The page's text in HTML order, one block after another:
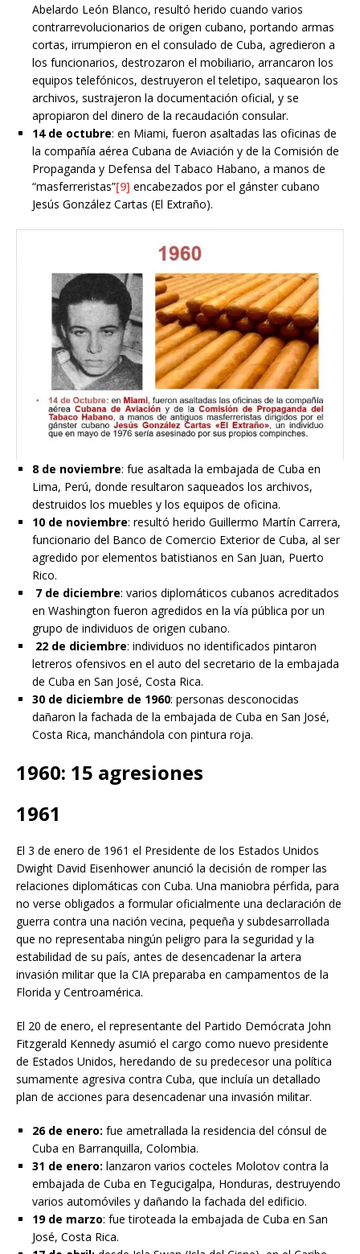
Abelardo León Blanco, resultó herido cuando varios
contrarrevolucionarios de origen cubano, portando armas
cortas, irrumpieron en el consulado de Cuba, agredieron a
los funcionarios, destrozaron el mobiliario, arrancaron los
equipos telefónicos, destruyeron el teletipo, saquearon los
archivos, sustrajeron la documentación oficial, y se
apropiaron del dinero de la recaudación consular.
14 de octubre: en Miami, fueron asaltadas las oficinas de
la compañía aérea Cubana de Aviación y de la Comisión de
Propaganda y Defensa del Tabaco Habano, a manos de
“masferreristas”[9] encabezados por el gánster cubano
Jesús González Cartas (El Extraño).
8 de noviembre: fue asaltada la embajada de Cuba en
Lima, Perú, donde resultaron saqueados los archivos,
destruidos los muebles y los equipos de oficina.
10 de noviembre: resultó herido Guillermo Martín Carrera,
funcionario del Banco de Comercio Exterior de Cuba, al ser
agredido por elementos batistianos en San Juan, Puerto
Rico.
7 de diciembre: varios diplomáticos cubanos acreditados
en Washington fueron agredidos en la vía pública por un
grupo de individuos de origen cubano.
22 de diciembre: individuos no identificados pintaron
letreros ofensivos en el auto del secretario de la embajada
de Cuba en San José, Costa Rica.
30 de diciembre de 1960: personas desconocidas
dañaron la fachada de la embajada de Cuba en San José,
Costa Rica, manchándola con pintura roja.
1960: 15 agresiones
1961
El 3 de enero de 1961 el Presidente de los Estados Unidos
Dwight David Eisenhower anunció la decisión de romper las
relaciones diplomáticas con Cuba. Una maniobra pérfida, para
no verse obligados a formular oficialmente una declaración de
guerra contra una nación vecina, pequeña y subdesarrollada
que no representaba ningún peligro para la seguridad y la
estabilidad de su país, antes de desencadenar la artera
invasión militar que la CIA preparaba en campamentos de la
Florida y Centroamérica.
El 20 de enero, el representante del Partido Demócrata John
Fitzgerald Kennedy asumió el cargo como nuevo presidente
de Estados Unidos, heredando de su predecesor una política
sumamente agresiva contra Cuba, que incluía un detallado
plan de acciones para desencadenar una invasión militar.
26 de enero: fue ametrallada la residencia del cónsul de
Cuba en Barranquilla, Colombia.
31 de enero: lanzaron varios cocteles Molotov contra la
embajada de Cuba en Tegucigalpa, Honduras, destruyendo
varios automóviles y dañando la fachada del edificio.
19 de marzo: fue tiroteada la embajada de Cuba en San
José, Costa Rica.